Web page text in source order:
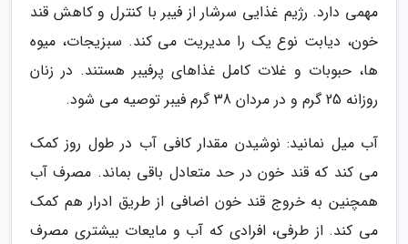
مهمی دارد. رژیم غذایی سرشار از فیبر با کنترل و کاهش قند
خون، دیابت نوع یک را مدیریت می کند. سبزیجات، میوه
ها، حبوبات و غلات کامل غذاهای پرفیبر هستند. در زنان
روزانه 25 گرم و در مردان 38 گرم فیبر توصیه می شود.
آب میل نمانید: نوشیدن مقدار کافی آب در طول روز کمک
می کند که قند خون در حد متعادل باقی بماند. مصرف آب
همچنین به خروج قند خون اضافی از طریق ادرار هم کمک
می کند. از طرفی، افرادی که آب و مایعات بیشتری مصرف